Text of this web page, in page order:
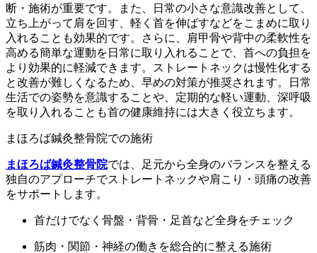
断・施術が重要です。また、日常の小さな意識改善として、
立ち上がって肩を回す、軽く首を伸ばすなどをこまめに取り
入れることも効果的です。さらに、肩甲骨や背中の柔軟性を
高める簡単な運動を日常に取り入れることで、首への負担を
より効果的に軽減できます。ストレートネックは慢性化する
と改善が難しくなるため、早めの対策が推奨されます。日常
生活での姿勢を意識することや、定期的な軽い運動、深呼吸
を取り入れることも首の健康維持には大きく役立ちます。
まほろば鍼灸整骨院での施術
まほろば鍼灸整骨院では、足元から全身のバランスを整える
独自のアプローチでストレートネックや肩こり・頭痛の改善
をサポートします。
首だけでなく骨盤・背骨・足首など全身をチェック
筋肉・関節・神経の働きを総合的に整える施術